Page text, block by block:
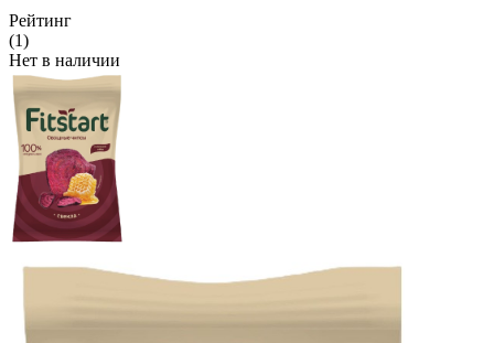
Рейтинг
(1)
Нет в наличии